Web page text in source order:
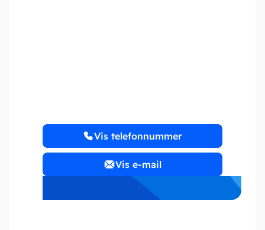
Vis telefonnummer
Vis e-mail